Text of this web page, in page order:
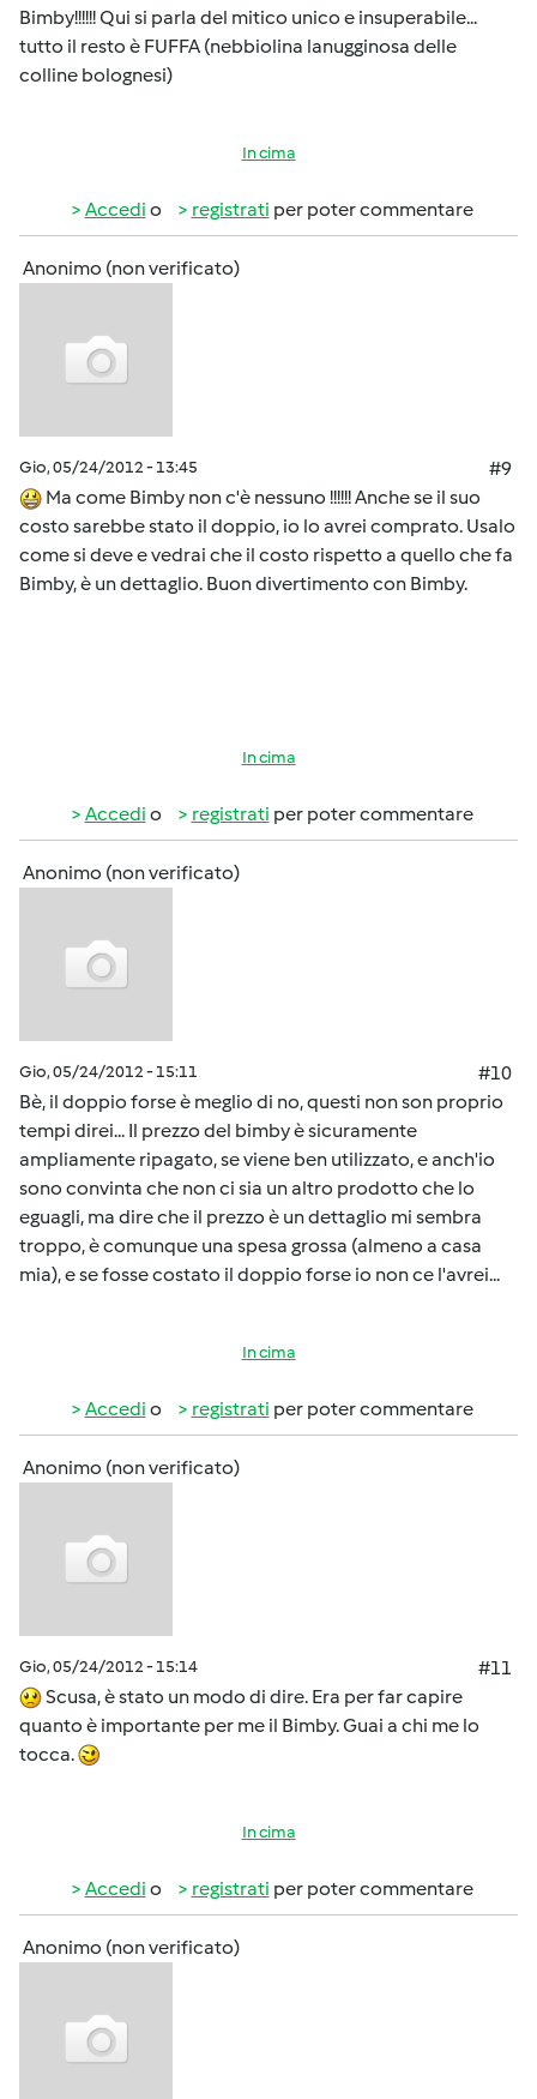
Bimby!!!!!! Qui si parla del mitico unico e insuperabile...
tutto il resto è FUFFA (nebbiolina lanugginosa delle
colline bolognesi)
In cima
Accedi o registrati per poter commentare
Anonimo (non verificato)
Gio, 05/24/2012 - 13:45
#9
Ma come Bimby non c'è nessuno !!!!!! Anche se il suo
costo sarebbe stato il doppio, io lo avrei comprato. Usalo
come si deve e vedrai che il costo rispetto a quello che fa
Bimby, è un dettaglio. Buon divertimento con Bimby.
In cima
Accedi o registrati per poter commentare
Anonimo (non verificato)
Gio, 05/24/2012 - 15:11
#10
Bè, il doppio forse è meglio di no, questi non son proprio
tempi direi... Il prezzo del bimby è sicuramente
ampliamente ripagato, se viene ben utilizzato, e anch'io
sono convinta che non ci sia un altro prodotto che lo
eguagli, ma dire che il prezzo è un dettaglio mi sembra
troppo, è comunque una spesa grossa (almeno a casa
mia), e se fosse costato il doppio forse io non ce l'avrei...
In cima
Accedi o registrati per poter commentare
Anonimo (non verificato)
Gio, 05/24/2012 - 15:14
#11
Scusa, è stato un modo di dire. Era per far capire
quanto è importante per me il Bimby. Guai a chi me lo
tocca.
In cima
Accedi o registrati per poter commentare
Anonimo (non verificato)